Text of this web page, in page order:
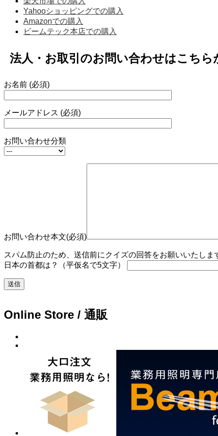
Yahooショッピングでの購入
Amazonでの購入
ビームテック本店での購入
法人・お取引のお問い合わせはこちら
お名前 (必須)
メールアドレス (必須)
お問い合わせ分類
お問い合わせ本文(必須)
スパム防止のため、送信前にクイズの回答をお願いいたしま
日本の首都は？（平仮名で5文字）
Online Store / 通販